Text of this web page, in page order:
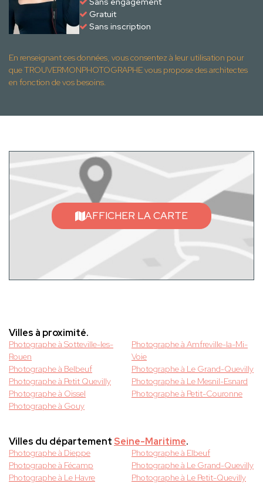
Gratuit
Sans inscription
En renseignant ces données, vous consentez à leur utilisation pour
que TROUVERMONPHOTOGRAPHE vous propose des architectes
en fonction de vos besoins.
AFFICHER LA CARTE
Villes à proximité.
Photographe à Sotteville-les-
Rouen
Photographe à Amfreville-la-Mi-
Voie
Photographe à Belbeuf
Photographe à Le Grand-Quevilly
Photographe à Petit Quevilly
Photographe à Le Mesnil-Esnard
Photographe à Oissel
Photographe à Petit-Couronne
Photographe à Gouy
Villes du département Seine-Maritime.
Photographe à Dieppe
Photographe à Elbeuf
Photographe à Fécamp
Photographe à Le Grand-Quevilly
Photographe à Le Havre
Photographe à Le Petit-Quevilly